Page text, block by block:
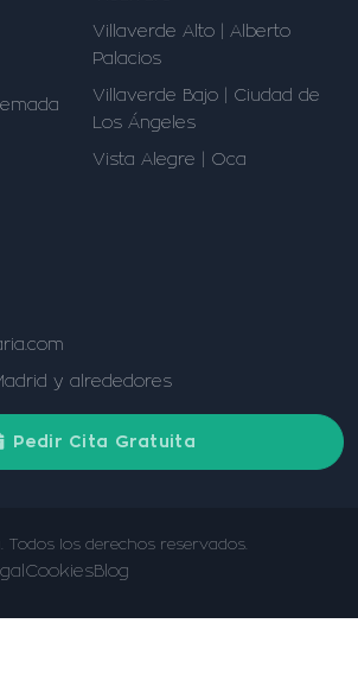
Villaverde Alto | Alberto
Palacios
Villaverde Bajo | Ciudad de
Los Ángeles
Vista Alegre | Oca
y alrededores
Pedir Cita Gratuita
los derechos reservados.
CookiesBlog